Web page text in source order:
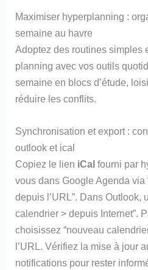
Maximiser hyperplanning :
semaine au havre
Adoptez des routines simples
planning avec vos outils
semaine en blocs d’étude,
réduire les conflits.
Synchronisation et export :
outlook et ical
Copiez le lien iCal fourni par
vous dans Google Agenda via
depuis l’URL”. Dans Outlook,
calendrier > depuis Internet”.
choisissez “nouveau
l’URL. Vérifiez la mise à jour
notifications pour rester